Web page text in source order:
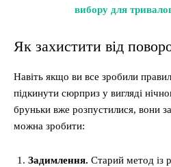
вибору для
Як захистити від
Навіть якщо ви все зробили
підкинути сюрприз у вигляді
бруньки вже розпустилися, вони
можна зробити:
Задимлення. Старий метод із